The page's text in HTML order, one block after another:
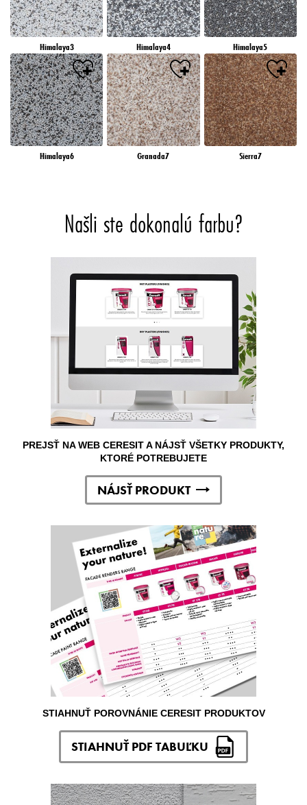
Himalaya3 Himalaya4 Himalaya5
Himalaya6 Granada7 Sierra7
Našli ste dokonalú farbu?
PREJSŤ NA WEB CERESIT A NÁJSŤ VŠETKY PRODUKTY,
KTORÉ POTREBUJETE
NÁJSŤ PRODUKT
STIAHNUŤ POROVNÁNIE CERESIT PRODUKTOV
STIAHNUŤ PDF TABUĽKU